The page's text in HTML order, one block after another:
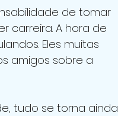
de tomar
carreira. A hora de
Eles muitas
amigos sobre a
tudo se torna ainda